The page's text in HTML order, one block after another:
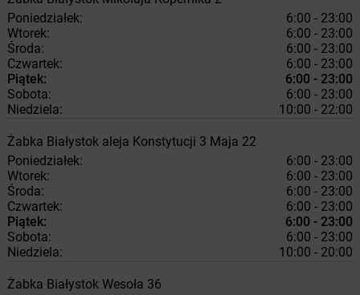
Poniedziałek:
6:00 - 23:00
Wtorek:
6:00 - 23:00
Środa:
6:00 - 23:00
Czwartek:
6:00 - 23:00
Piątek:
6:00 - 23:00
Sobota:
6:00 - 23:00
Niedziela:
10:00 - 22:00
Żabka Białystok aleja Konstytucji 3 Maja 22
Poniedziałek:
6:00 - 23:00
Wtorek:
6:00 - 23:00
Środa:
6:00 - 23:00
Czwartek:
6:00 - 23:00
Piątek:
6:00 - 23:00
Sobota:
6:00 - 23:00
Niedziela:
10:00 - 20:00
Żabka Białystok Wesoła 36